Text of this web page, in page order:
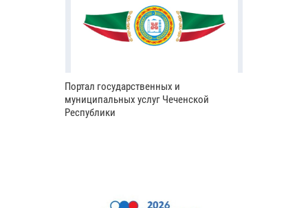
Портал государственных и
муниципальных услуг Чеченской
Республики